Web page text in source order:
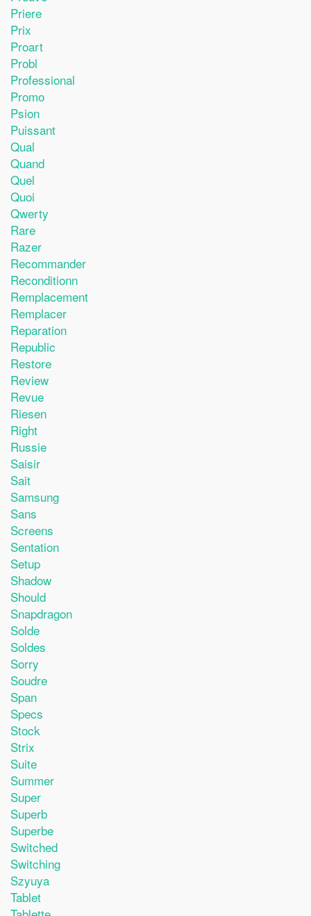
Priere
Prix
Proart
Probl
Professional
Promo
Psion
Puissant
Qual
Quand
Quel
Quoi
Qwerty
Rare
Razer
Recommander
Reconditionn
Remplacement
Remplacer
Reparation
Republic
Restore
Review
Revue
Riesen
Right
Russie
Saisir
Sait
Samsung
Sans
Screens
Sentation
Setup
Shadow
Should
Snapdragon
Solde
Soldes
Sorry
Soudre
Span
Specs
Stock
Strix
Suite
Summer
Super
Superb
Superbe
Switched
Switching
Szyuya
Tablet